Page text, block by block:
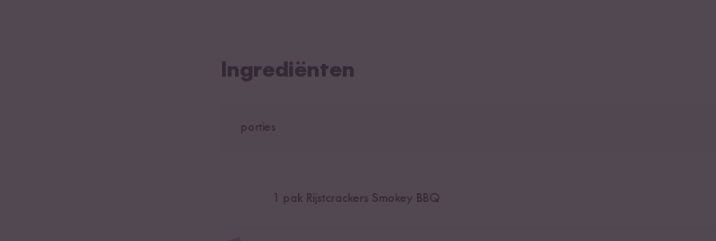
Ingrediënten
porties
pak Rijstcrackers Smokey BBQ